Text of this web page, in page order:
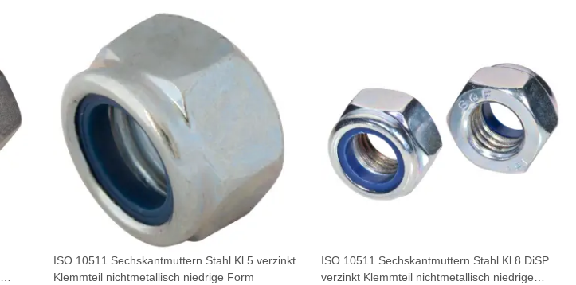
ISO 10511 Sechskantmuttern Stahl Kl.5 verzinkt
Klemmteil nichtmetallisch niedrige Form
ISO 10511 Sechskantmuttern Stahl Kl.8 DiSP
verzinkt Klemmteil nichtmetallisch niedrige